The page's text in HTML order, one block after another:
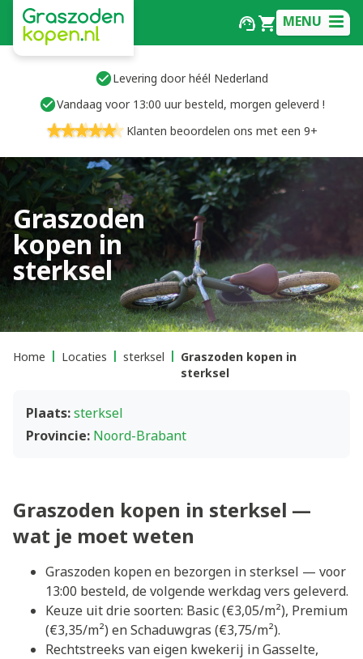
MENU
Levering door héél Nederland
Vandaag voor 13:00 uur besteld, morgen geleverd !
Klanten beoordelen ons met een 9+
Graszoden
kopen in
sterksel
Home Locaties sterksel
Graszoden kopen in
sterksel
Plaats:sterksel
Provincie: Noord-Brabant
Graszoden kopen in sterksel —
wat je moet weten
Graszoden kopen en bezorgen in sterksel — voor
13:00 besteld, de volgende werkdag vers geleverd.
Keuze uit drie soorten: Basic (€3,05/m²), Premium
(€3,35/m²) en Schaduwgras (€3,75/m²).
Rechtstreeks van eigen kwekerij in Gasselte,